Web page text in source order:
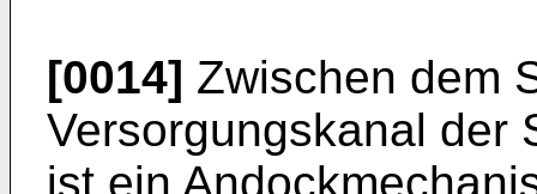
[0014] Zwischen dem
Versorgungskanal der
ist ein